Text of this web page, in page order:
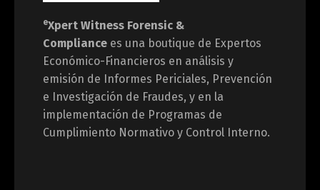
eXpert Witness Forensic &
Compliance es una boutique de Expertos
Económico-Financieros en análisis y
emisión de Informes Periciales, Prevención
e Investigación de Fraudes, y en la
implementación de Programas de
Cumplimiento Normativo y Control Interno.